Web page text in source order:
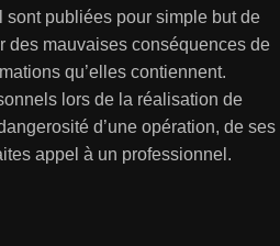
sont publiées pour simple but de
des mauvaises conséquences de
qu’elles contiennent.
lors de la réalisation de
d’une opération, de ses
appel à un professionnel.